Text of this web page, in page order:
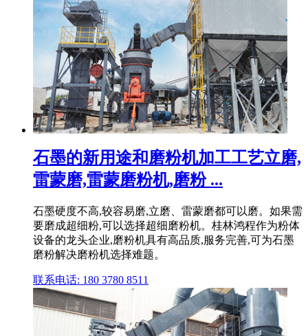
石墨的新用途和磨粉机加工工艺立磨,
雷蒙磨,雷蒙磨粉机,磨粉 ...
石墨硬度不高,较容易磨,立磨、雷蒙磨都可以磨。如果需
要磨成超细粉,可以选择超细磨粉机。桂林鸿程作为粉体
设备的龙头企业,磨粉机具有高品质,服务完善,可为石墨
磨粉解决磨粉机选择难题。
联系电话: 180 3780 8511